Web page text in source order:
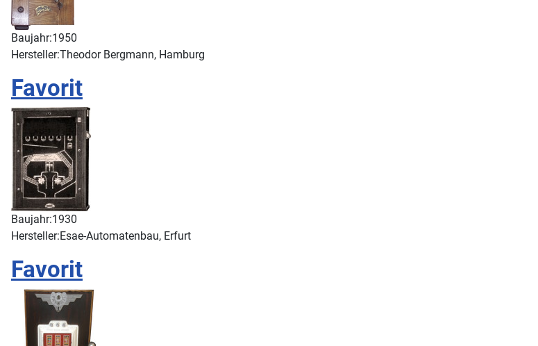
Baujahr:1950
Hersteller:Theodor Bergmann, Hamburg
Favorit
Baujahr:1930
Hersteller:Esae-Automatenbau, Erfurt
Favorit